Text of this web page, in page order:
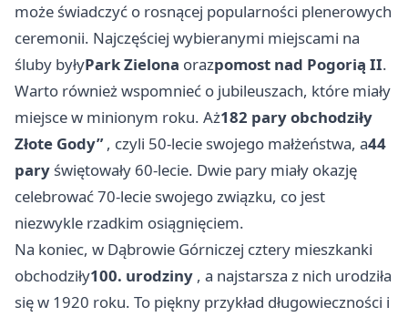
może świadczyć o rosnącej popularności plenerowych
ceremonii. Najczęściej wybieranymi miejscami na
śluby byłyPark Zielona orazpomost nad Pogorią II.
Warto również wspomnieć o jubileuszach, które miały
miejsce w minionym roku. Aż182 pary obchodziły
Złote Gody”, czyli 50-lecie swojego małżeństwa, a44
pary świętowały 60-lecie. Dwie pary miały okazję
celebrować 70-lecie swojego związku, co jest
niezwykle rzadkim osiągnięciem.
Na koniec, w Dąbrowie Górniczej cztery mieszkanki
obchodziły100. urodziny , a najstarsza z nich urodziła
się w 1920 roku. To piękny przykład długowieczności i